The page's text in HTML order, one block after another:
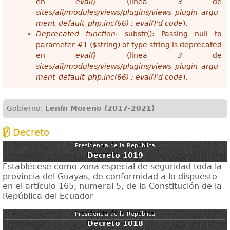
sites/all/modules/views/plugins/views_plugin_argu
ment_default_php.inc(66) : eval()'d code).
Deprecated function: substr(): Passing null to
parameter #1 ($string) of type string is deprecated
eneval() (línea 3 de
sites/all/modules/views/plugins/views_plugin_argu
ment_default_php.inc(66) : eval()'d code).
Gobierno: Lenín Moreno (2017-2021)
Decreto
Presidencia de la República
Decreto 1019
Establécese como zona especial de seguridad toda la
provincia del Guayas, de conformidad a lo dispuesto
en el artículo 165, numeral 5, de la Constitución de la
República del Ecuador
Presidencia de la República
Decreto 1018